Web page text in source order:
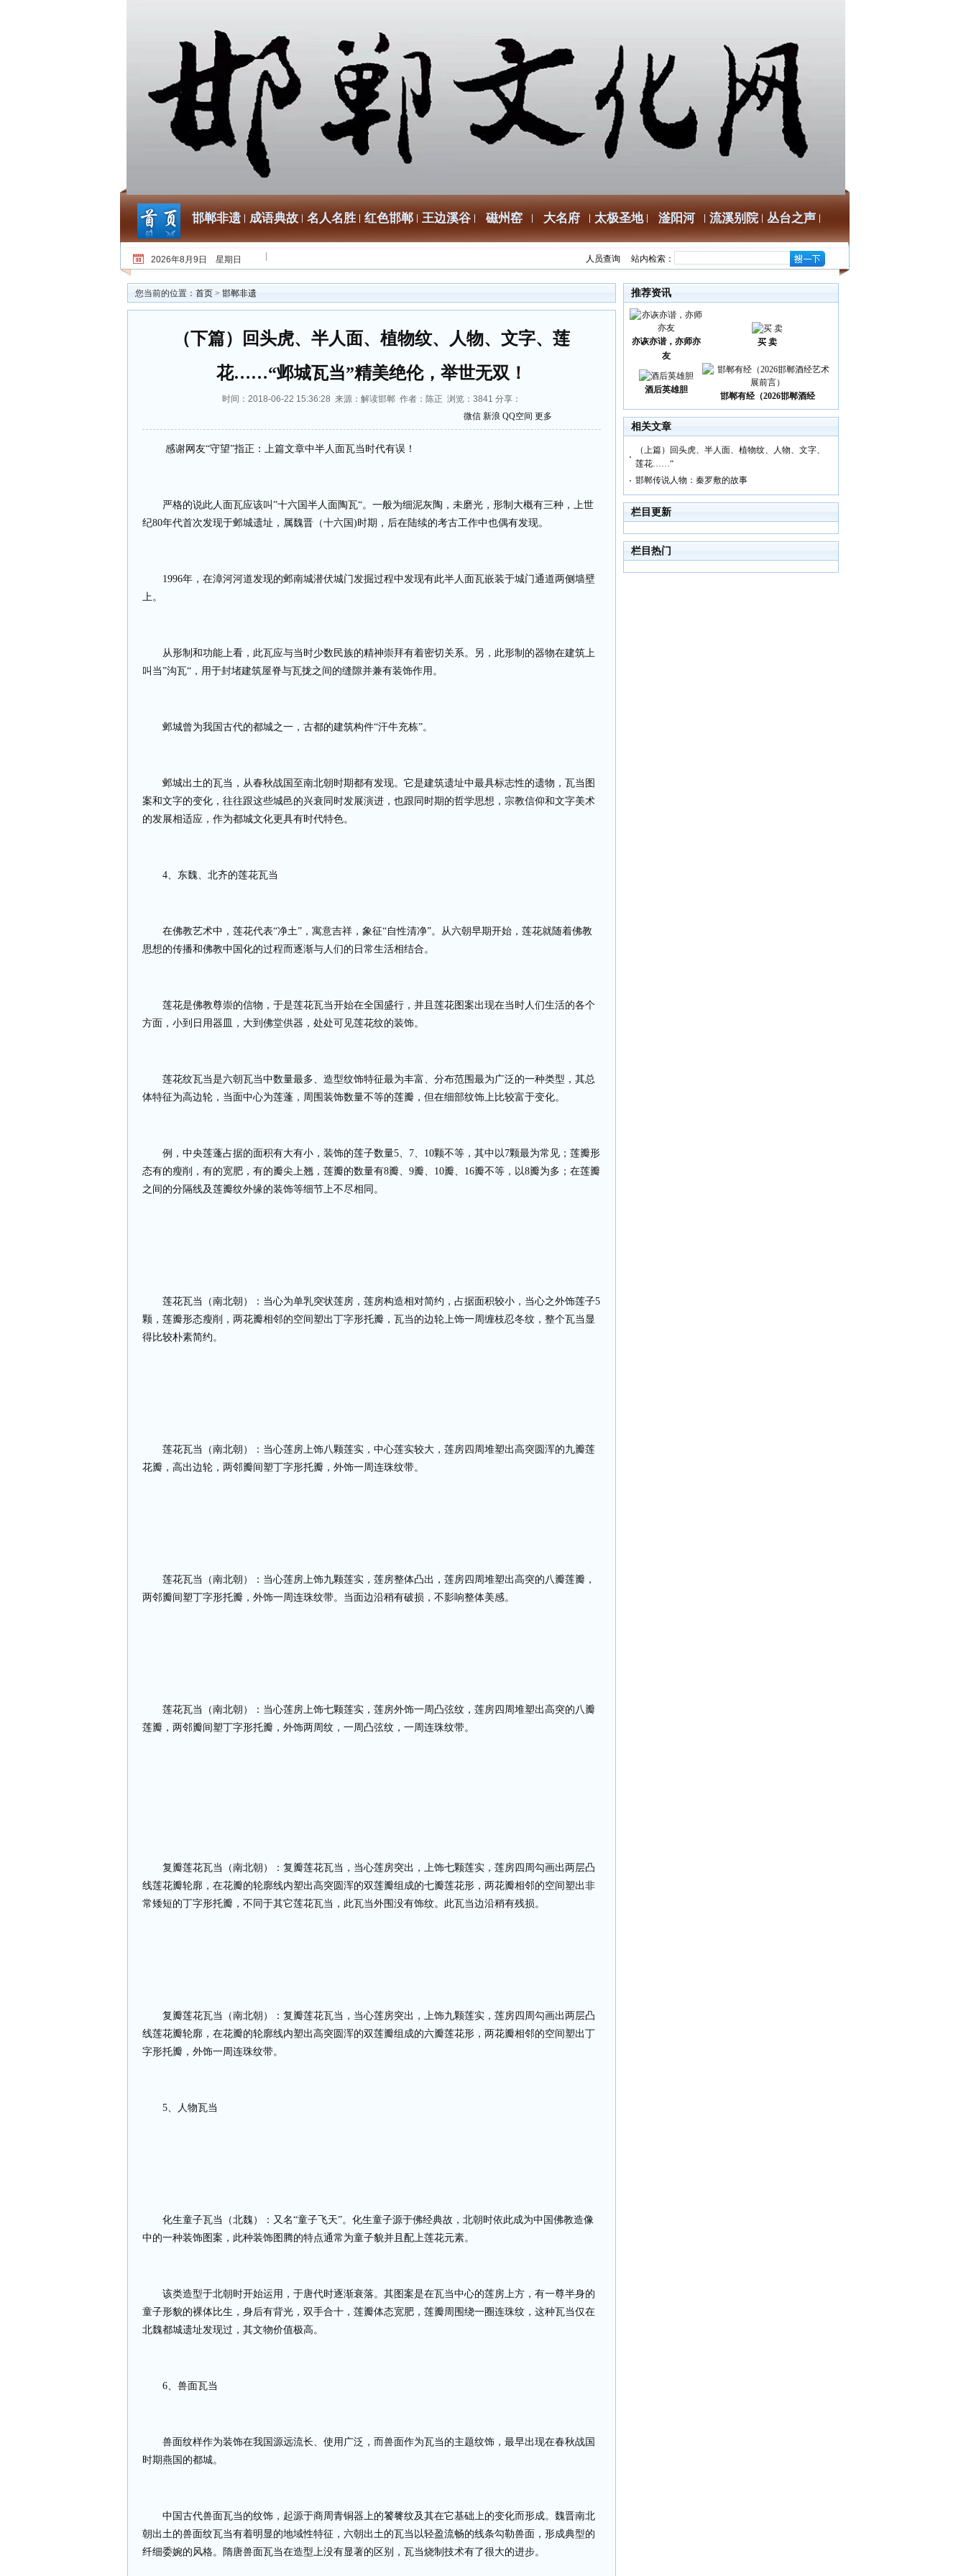
邯郸非遗 成语典故 名人名胜 红色邯郸 王边溪谷 磁州窑 大名府 太极圣地 滏阳河 流溪别院 丛台之声
2026年8月9日 星期日 人员查询 站内检索：
您当前的位置： 首页 > 邯郸非遗
（下篇）回头虎、半人面、植物纹、人物、文字、莲
花……“邺城瓦当”精美绝伦，举世无双！
时间：2018-06-22 15:36:28 来源：解读邯郸 作者：陈正 浏览： 3841 分享：
微信 新浪 QQ空间 更多
感谢网友“守望”指正：上篇文章中半人面瓦当时代有误！
严格的说此人面瓦应该叫”十六国半人面陶瓦“。一般为细泥灰陶，未磨光，形制大概有三种，上世
纪80年代首次发现于邺城遗址，属魏晋（十六国 )时期，后在陆续的考古工作中也偶有发现。
1996年，在漳河河道发现的邺南城潜伏城门发掘过程中发现有此半人面瓦嵌装于城门通道两侧墙壁
上。
从形制和功能上看，此瓦应与当时少数民族的精神崇拜有着密切关系。另，此形制的器物在建筑上
叫当”沟瓦“，用于封堵建筑屋脊与瓦拢之间的缝隙并兼有装饰作用。
邺城曾为我国古代的都城之一，古都的建筑构件“汗牛充栋”。
邺城出土的瓦当，从春秋战国至南北朝时期都有发现。它是建筑遗址中最具标志性的遗物，瓦当图
案和文字的变化，往往跟这些城邑的兴衰同时发展演进，也跟同时期的哲学思想，宗教信仰和文字美术
的发展相适应，作为都城文化更具有时代特色。
4、东魏、北齐的莲花瓦当
在佛教艺术中，莲花代表“净土”，寓意吉祥，象征“自性清净”。从六朝早期开始，莲花就随着佛教
思想的传播和佛教中国化的过程而逐渐与人们的日常生活相结合。
莲花是佛教尊崇的信物，于是莲花瓦当开始在全国盛行，并且莲花图案出现在当时人们生活的各个
方面，小到日用器皿，大到佛堂供器，处处可见莲花纹的装饰。
莲花纹瓦当是六朝瓦当中数量最多、造型纹饰特征最为丰富、分布范围最为广泛的一种类型，其总
体特征为高边轮，当面中心为莲蓬，周围装饰数量不等的莲瓣，但在细部纹饰上比较富于变化。
例，中央莲蓬占据的面积有大有小，装饰的莲子数量5、 7、 10颗不等，其中以7颗最为常见；莲瓣形
态有的瘦削，有的宽肥，有的瓣尖上翘，莲瓣的数量有8瓣、 9瓣、 10瓣、 16瓣不等，以8瓣为多；在莲瓣
之间的分隔线及莲瓣纹外缘的装饰等细节上不尽相同。
莲花瓦当（南北朝）：当心为单乳突状莲房，莲房构造相对简约，占据面积较小，当心之外饰莲子5
颗，莲瓣形态瘦削，两花瓣相邻的空间塑出丁字形托瓣，瓦当的边轮上饰一周缠枝忍冬纹，整个瓦当显
得比较朴素简约。
莲花瓦当（南北朝）：当心莲房上饰八颗莲实，中心莲实较大，莲房四周堆塑出高突圆浑的九瓣莲
花瓣，高出边轮，两邻瓣间塑丁字形托瓣，外饰一周连珠纹带。
莲花瓦当（南北朝）：当心莲房上饰九颗莲实，莲房整体凸出，莲房四周堆塑出高突的八瓣莲瓣，
两邻瓣间塑丁字形托瓣，外饰一周连珠纹带。当面边沿稍有破损，不影响整体美感。
莲花瓦当（南北朝）：当心莲房上饰七颗莲实，莲房外饰一周凸弦纹，莲房四周堆塑出高突的八瓣
莲瓣，两邻瓣间塑丁字形托瓣，外饰两周纹，一周凸弦纹，一周连珠纹带。
复瓣莲花瓦当（南北朝）：复瓣莲花瓦当，当心莲房突出，上饰七颗莲实，莲房四周勾画出两层凸
线莲花瓣轮廓，在花瓣的轮廓线内塑出高突圆浑的双莲瓣组成的七瓣莲花形，两花瓣相邻的空间塑出非
常矮短的丁字形托瓣，不同于其它莲花瓦当，此瓦当外围没有饰纹。此瓦当边沿稍有残损。
复瓣莲花瓦当（南北朝）：复瓣莲花瓦当，当心莲房突出，上饰九颗莲实，莲房四周勾画出两层凸
线莲花瓣轮廓，在花瓣的轮廓线内塑出高突圆浑的双莲瓣组成的六瓣莲花形，两花瓣相邻的空间塑出丁
字形托瓣，外饰一周连珠纹带。
5、人物瓦当
化生童子瓦当（北魏）：又名“童子飞天”。化生童子源于佛经典故，北朝时依此成为中国佛教造像
中的一种装饰图案，此种装饰图腾的特点通常为童子貌并且配上莲花元素。
该类造型于北朝时开始运用，于唐代时逐渐衰落。其图案是在瓦当中心的莲房上方，有一尊半身的
童子形貌的裸体比生，身后有背光，双手合十，莲瓣体态宽肥，莲瓣周围绕一圈连珠纹，这种瓦当仅在
北魏都城遗址发现过，其文物价值极高。
6、兽面瓦当
兽面纹样作为装饰在我国源远流长、使用广泛，而兽面作为瓦当的主题纹饰，最早出现在春秋战国
时期燕国的都城。
中国古代兽面瓦当的纹饰，起源于商周青铜器上的饕餮纹及其在它基础上的变化而形成。魏晋南北
朝出土的兽面纹瓦当有着明显的地域性特征，六朝出土的瓦当以轻盈流畅的线条勾勒兽面，形成典型的
纤细委婉的风格。隋唐兽面瓦当在造型上没有显著的区别，瓦当烧制技术有了很大的进步。
推荐资讯
亦诙亦谐，亦师亦
友
买 卖
酒后英雄胆
邯郸有经（2026邯郸酒经
相关文章
（上篇）回头虎、半人面、植物纹、人物、文字、
莲花……“
邯郸传说人物：秦罗敷的故事
栏目更新
栏目热门